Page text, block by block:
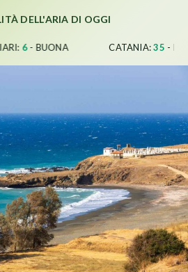
DELL'ARIA DI OGGI
-BUONA FIRENZE:46-BUONA